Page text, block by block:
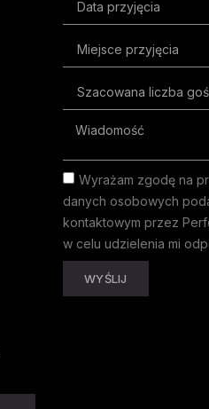
Wyrażam zgodę na
danych osobowych
kontaktowym przez
w celu udzielenia mi
WYŚLIJ